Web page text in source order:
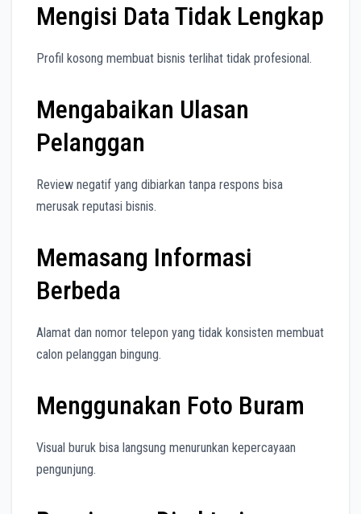
Mengisi Data Tidak Lengkap
Profil kosong membuat bisnis terlihat tidak profesional.
Mengabaikan Ulasan
Pelanggan
Review negatif yang dibiarkan tanpa respons bisa
merusak reputasi bisnis.
Memasang Informasi
Berbeda
Alamat dan nomor telepon yang tidak konsisten membuat
calon pelanggan bingung.
Menggunakan Foto Buram
Visual buruk bisa langsung menurunkan kepercayaan
pengunjung.